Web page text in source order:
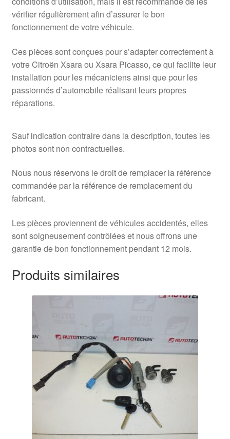
vérifier régulièrement afin d’assurer le bon
fonctionnement de votre véhicule.
Ces pièces sont conçues pour s’adapter correctement à
votre Citroën Xsara ou Xsara Picasso, ce qui facilite leur
installation pour les mécaniciens ainsi que pour les
passionnés d’automobile réalisant leurs propres
réparations.
Sauf indication contraire dans la description, toutes les
photos sont non contractuelles.
Nous nous réservons le droit de remplacer la référence
commandée par la référence de remplacement du
fabricant.
Les pièces proviennent de véhicules accidentés, elles
sont soigneusement contrôlées et nous offrons une
garantie de bon fonctionnement pendant 12 mois.
Produits similaires